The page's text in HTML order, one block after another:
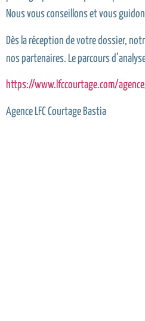
Nous vous conseillons et vous
Dès la réception de votre dossier,
nos partenaires. Le parcours
https://www.lfccourtage.com/
Agence LFC Courtage Bastia